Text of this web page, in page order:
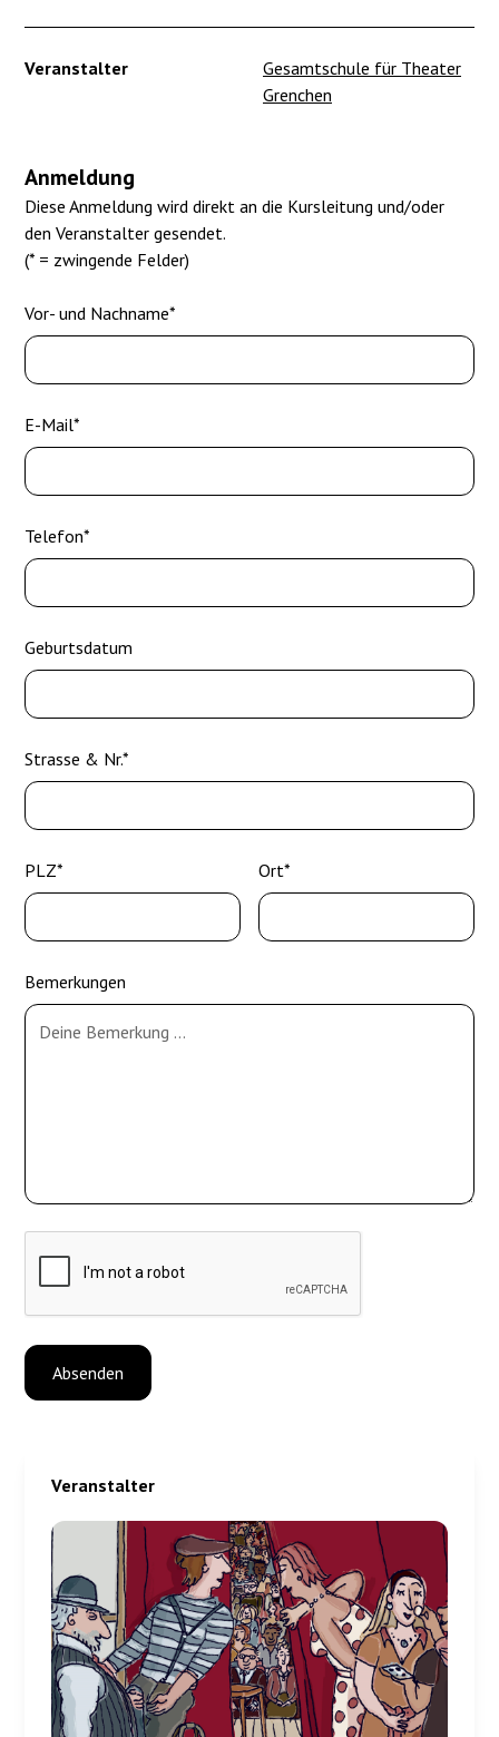
Veranstalter
Gesamtschule für Theater
Grenchen
Anmeldung
Diese Anmeldung wird direkt an die Kursleitung und/oder
den Veranstalter gesendet.
(* = zwingende Felder)
Vor- und Nachname*
E-Mail*
Telefon*
Geburtsdatum
Strasse & Nr.*
PLZ* Ort*
Bemerkungen
Veranstalter